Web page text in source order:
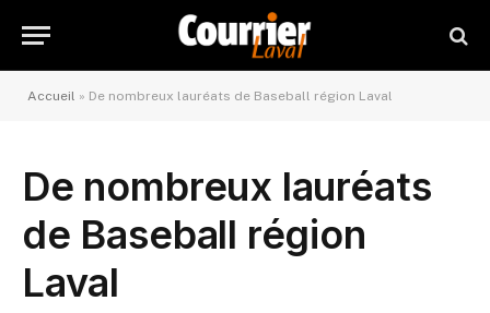
Accueil » De nombreux lauréats de Baseball région Laval
De nombreux lauréats
de Baseball région
Laval